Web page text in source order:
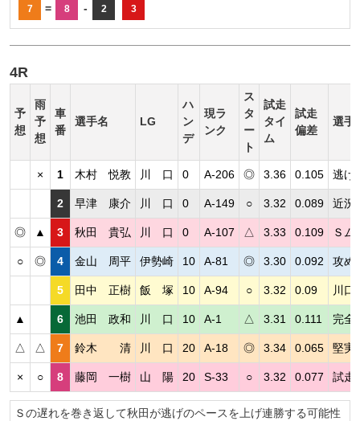
7 = 8 - 2 3
4R
予
想
雨
予
想
車
番
選手名 LG
ハ
ン
デ
現ラ
ンク
ス
タ
ー
ト
試走
タイ
ム
試走
偏差
選手
× 1 木村 悦教 川 口 0 A-206 ◎ 3.36 0.105 逃げ
2 早津 康介 川 口 0 A-149 ○ 3.32 0.089 近況
◎ ▲ 3 秋田 貴弘 川 口 0 A-107 △ 3.33 0.109 Ｓム
○ ◎ 4 金山 周平 伊勢崎 10 A-81 ◎ 3.30 0.092 攻め
5 田中 正樹 飯 塚 10 A-94 ○ 3.32 0.09 川口
▲ 6 池田 政和 川 口 10 A-1 △ 3.31 0.111 完全
△ △ 7 鈴木 清 川 口 20 A-18 ◎ 3.34 0.065 堅実
× ○ 8 藤岡 一樹 山 陽 20 S-33 ○ 3.32 0.077 試走
Ｓの遅れを巻き返して秋田が逃げのペースを上げ連勝する可能性